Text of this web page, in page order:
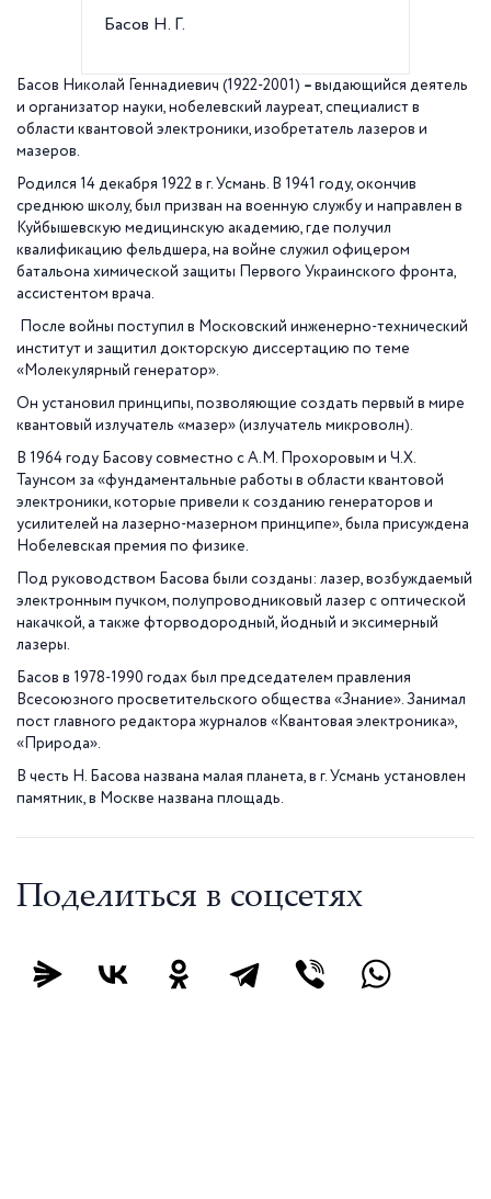
Басов Н. Г.
Басов Николай Геннадиевич (1922-2001) – выдающийся деятель
и организатор науки, нобелевский лауреат, специалист в
области квантовой электроники, изобретатель лазеров и
мазеров.
Родился 14 декабря 1922 в г. Усмань. В 1941 году, окончив
среднюю школу, был призван на военную службу и направлен в
Куйбышевскую медицинскую академию, где получил
квалификацию фельдшера, на войне служил офицером
батальона химической защиты Первого Украинского фронта,
ассистентом врача.
После войны поступил в Московский инженерно-технический
институт и защитил докторскую диссертацию по теме
«Молекулярный генератор».
Он установил принципы, позволяющие создать первый в мире
квантовый излучатель «‎мазер» (излучатель микроволн).
В 1964 году Басову совместно с А.М. Прохоровым и Ч.Х.
Таунсом за «фундаментальные работы в области квантовой
электроники, которые привели к созданию генераторов и
усилителей на лазерно-мазерном принципе», была присуждена
Нобелевская премия по физике.
Под руководством Басова были созданы: лазер, возбуждаемый
электронным пучком, полупроводниковый лазер с оптической
накачкой, а также фторводородный, йодный и эксимерный
лазеры.
Басов в 1978-1990 годах был председателем правления
Всесоюзного просветительского общества «Знание». Занимал
пост главного редактора журналов «Квантовая электроника»,
«Природа».
В честь Н. Басова названа малая планета, в г. Усмань установлен
памятник, в Москве названа площадь.
Поделиться в соцсетях